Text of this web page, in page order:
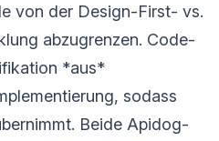
von der Design-First- vs.
abzugrenzen. Code-
*aus*
sodass
Beide Apidog-